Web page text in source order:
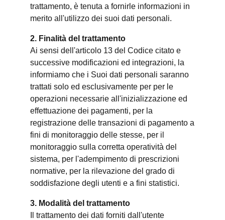
trattamento, è tenuta a fornirle informazioni in
merito all'utilizzo dei suoi dati personali.
2. Finalità del trattamento
Ai sensi dell'articolo 13 del Codice citato e
successive modificazioni ed integrazioni, la
informiamo che i Suoi dati personali saranno
trattati solo ed esclusivamente per per le
operazioni necessarie all'inizializzazione ed
effettuazione dei pagamenti, per la
registrazione delle transazioni di pagamento a
fini di monitoraggio delle stesse, per il
monitoraggio sulla corretta operatività del
sistema, per l'adempimento di prescrizioni
normative, per la rilevazione del grado di
soddisfazione degli utenti e a fini statistici.
3. Modalità del trattamento
Il trattamento dei dati forniti dall'utente